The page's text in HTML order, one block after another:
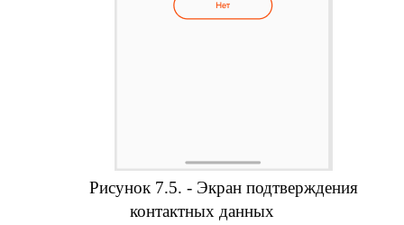
Рисунок 7.5. - Экран подтверждения
контактных данных